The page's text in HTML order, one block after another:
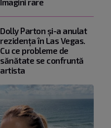
Dolly Parton și-a anulat
rezidența în Las Vegas.
Cu ce probleme de
sănătate se confruntă
artista